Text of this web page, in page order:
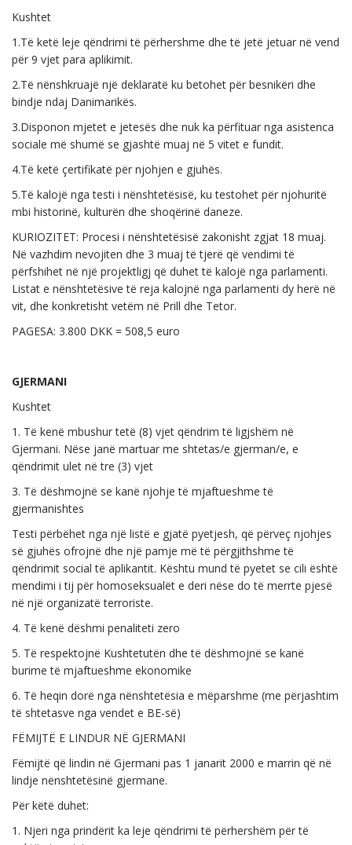
Kushtet
1.Të ketë leje qëndrimi të përhershme dhe të jetë jetuar në vend
për 9 vjet para aplikimit.
2.Të nënshkruajë një deklaratë ku betohet për besnikëri dhe
bindje ndaj Danimarikës.
3.Disponon mjetet e jetesës dhe nuk ka përfituar nga asistenca
sociale më shumë se gjashtë muaj në 5 vitet e fundit.
4.Të ketë çertifikatë për njohjen e gjuhës.
5.Të kalojë nga testi i nënshtetësisë, ku testohet për njohuritë
mbi historinë, kulturën dhe shoqërinë daneze.
KURIOZITET: Procesi i nënshtetësisë zakonisht zgjat 18 muaj.
Në vazhdim nevojiten dhe 3 muaj të tjerë që vendimi të
përfshihet në një projektligj që duhet të kalojë nga parlamenti.
Listat e nënshtetësive të reja kalojnë nga parlamenti dy herë në
vit, dhe konkretisht vetëm në Prill dhe Tetor.
PAGESA: 3.800 DKK = 508,5 euro
GJERMANI
Kushtet
1. Të kenë mbushur tetë (8) vjet qëndrim të ligjshëm në
Gjermani. Nëse janë martuar me shtetas/e gjerman/e, e
qëndrimit ulet në tre (3) vjet
3. Të dëshmojnë se kanë njohje të mjaftueshme të
gjermanishtes
Testi përbëhet nga një listë e gjatë pyetjesh, që përveç njohjes
së gjuhës ofrojnë dhe një pamje më të përgjithshme të
qëndrimit social të aplikantit. Kështu mund të pyetet se cili është
mendimi i tij për homoseksualët e deri nëse do të merrte pjesë
në një organizatë terroriste.
4. Të kenë dëshmi penaliteti zero
5. Të respektojnë Kushtetutën dhe të dëshmojnë se kanë
burime të mjaftueshme ekonomike
6. Të heqin dorë nga nënshtetësia e mëparshme (me përjashtim
të shtetasve nga vendet e BE-së)
FËMIJTË E LINDUR NË GJERMANI
Fëmijtë që lindin në Gjermani pas 1 janarit 2000 e marrin që në
lindje nënshtetësinë gjermane.
Për këtë duhet:
1. Njeri nga prindërit ka leje qëndrimi të përhershëm për të